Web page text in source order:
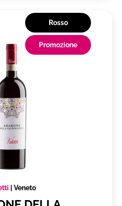
Rosso
Promozione
| Veneto